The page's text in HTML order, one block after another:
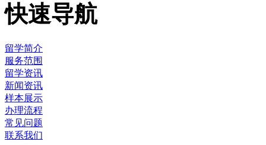
快速导航
留学简介
服务范围
留学资讯
新闻资讯
样本展示
办理流程
常见问题
联系我们